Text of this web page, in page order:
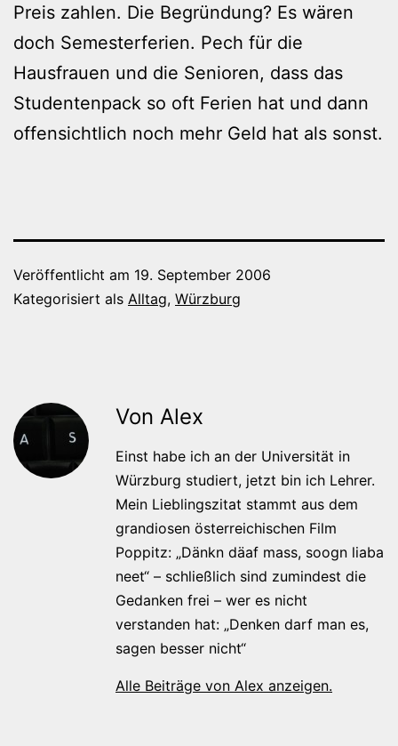
Preis zahlen. Die Begründung? Es wären
doch Semesterferien. Pech für die
Hausfrauen und die Senioren, dass das
Studentenpack so oft Ferien hat und dann
offensichtlich noch mehr Geld hat als sonst.
Veröffentlicht am 19. September 2006
Kategorisiert als Alltag, Würzburg
Von Alex
Einst habe ich an der Universität in
Würzburg studiert, jetzt bin ich Lehrer.
Mein Lieblingszitat stammt aus dem
grandiosen österreichischen Film
Poppitz: „Dänkn däaf mass, soogn liaba
neet“ – schließlich sind zumindest die
Gedanken frei – wer es nicht
verstanden hat: „Denken darf man es,
sagen besser nicht“
Alle Beiträge von Alex anzeigen.